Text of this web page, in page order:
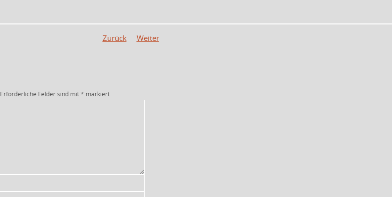
Zurück Weiter
Erforderliche Felder sind mit* markiert